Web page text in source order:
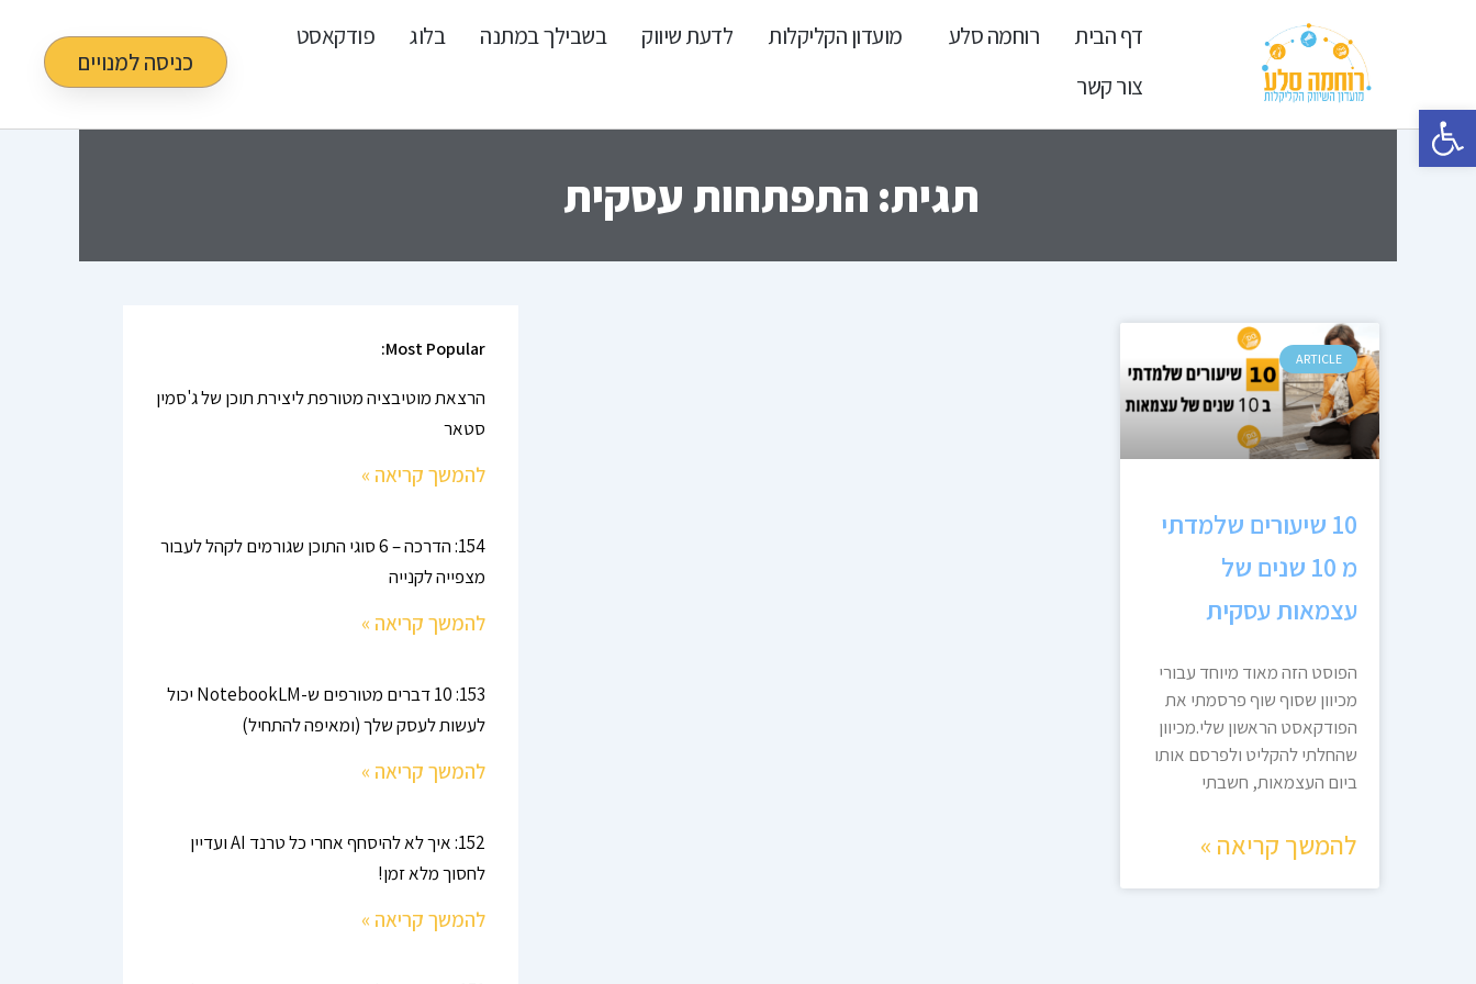
פתח סרגל נגישות
דף הבית רוחמה סלע מועדון הקליקלות לדעת שיווק בשבילך במתנה בלוג
פודקאסט
צור קשר
כניסה למנויים
תגית: התפתחות עסקית
ARTICLE
10 שיעורים שלמדתי
מ 10 שנים של
עצמאות עסקית
הפוסט הזה מאוד מיוחד עבורי
מכיוון שסוף שוף פרסמתי את
הפודקאסט הראשון שלי.מכיוון
שהחלתי להקליט ולפרסם אותו
ביום העצמאות, חשבתי
להמשך קריאה »
Most Popular:
הרצאת מוטיבציה מטורפת ליצירת תוכן של ג'סמין
סטאר
להמשך קריאה »
154: הדרכה – 6 סוגי התוכן שגורמים לקהל לעבור
מצפייה לקנייה
להמשך קריאה »
153: 10 דברים מטורפים ש-NotebookLM יכול
לעשות לעסק שלך (ומאיפה להתחיל)
להמשך קריאה »
152: איך לא להיסחף אחרי כל טרנד AI ועדיין
לחסוך מלא זמן!
להמשך קריאה »